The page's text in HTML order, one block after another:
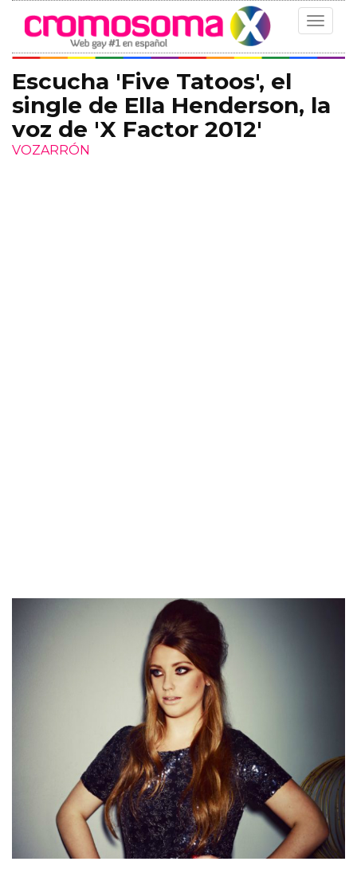
Toggle
Escucha 'Five Tatoos', el
single de Ella Henderson, la
voz de 'X Factor 2012'
VOZARRÓN